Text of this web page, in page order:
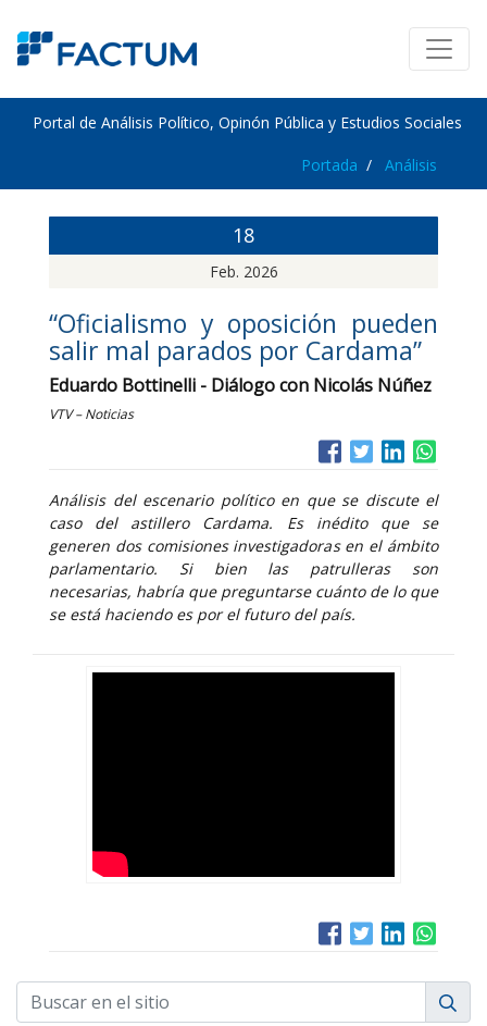
Portal de Análisis Político, Opinón Pública y Estudios Sociales
Portada Análisis
18
Feb. 2026
“Oficialismo y oposición pueden
salir mal parados por Cardama”
Eduardo Bottinelli - Diálogo con Nicolás Núñez
VTV – Noticias
Análisis del escenario político en que se discute el
caso del astillero Cardama. Es inédito que se
generen dos comisiones investigadoras en el ámbito
parlamentario. Si bien las patrulleras son
necesarias, habría que preguntarse cuánto de lo que
se está haciendo es por el futuro del país.